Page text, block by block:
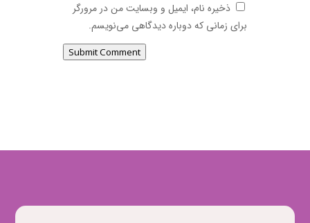
ذخیره نام، ایمیل و وبسایت من در مرورگر
برای زمانی که دوباره دیدگاهی می‌نویسم.
Submit Comment